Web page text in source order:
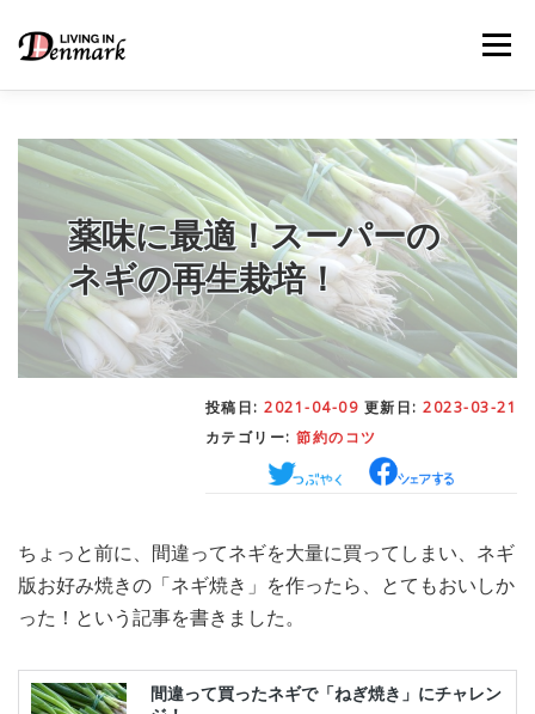
メニュー
LIFE TIPS– 生活便利帳 FOOD– ごはん事情
STUDY– 留学関連情報
WORK– デンマークの働き方
– 日本人の考察
MEDIA– メディア掲載 TRAVEL– 旅行
薬味に最適！スーパーの
ネギの再生栽培！
投稿日: 2021-04-09 更新日: 2023-03-21
カテゴリー: 節約のコツ
ちょっと前に、間違ってネギを大量に買ってしまい、ネギ
版お好み焼きの「ネギ焼き」を作ったら、とてもおいしか
った！という記事を書きました。